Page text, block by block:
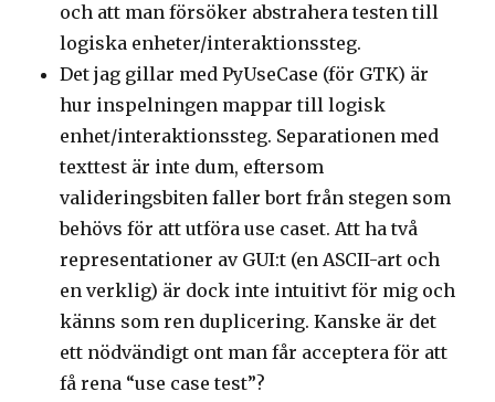
och att man försöker abstrahera testen till
logiska enheter/interaktionssteg.
Det jag gillar med PyUseCase (för GTK) är
hur inspelningen mappar till logisk
enhet/interaktionssteg. Separationen med
texttest är inte dum, eftersom
valideringsbiten faller bort från stegen som
behövs för att utföra use caset. Att ha två
representationer av GUI:t (en ASCII-art och
en verklig) är dock inte intuitivt för mig och
känns som ren duplicering. Kanske är det
ett nödvändigt ont man får acceptera för att
få rena “use case test”?